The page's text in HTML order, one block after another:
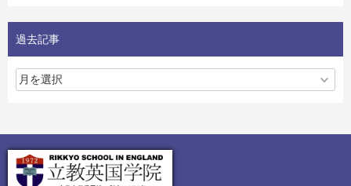
過去記事